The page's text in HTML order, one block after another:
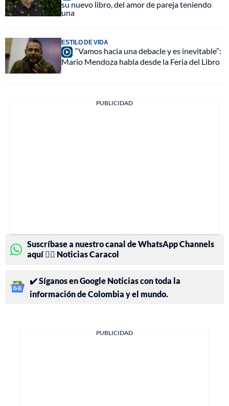
su nuevo libro, del amor de pareja teniendo
una
ESTILO DE VIDA
“Vamos hacia una debacle y es inevitable”:
Mario Mendoza habla desde la Feria del Libro
PUBLICIDAD
Suscríbase a nuestro canal de WhatsApp Channels
aquí 👉🏻 Noticias Caracol
✔️ Síganos en Google Noticias con toda la
información de Colombia y el mundo.
PUBLICIDAD